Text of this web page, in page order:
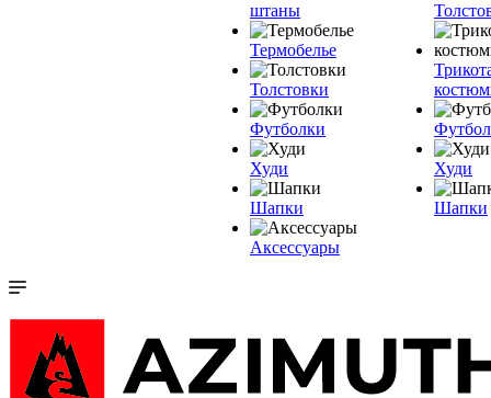
штаны
Термобелье
Толстовки
Футболки
Худи
Шапки
Аксессуары
Худи
Шапки